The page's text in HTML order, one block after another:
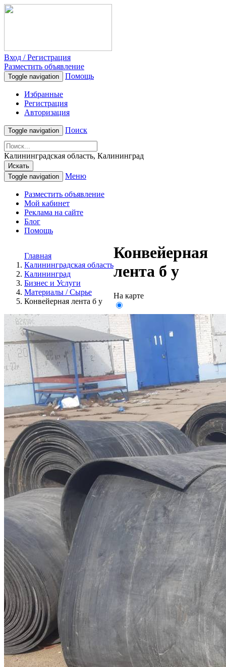
Вход / Регистрация
Разместить объявление
Toggle navigation Помощь
Избранные
Регистрация
Авторизация
Toggle navigation Поиск
Калининградская область, Калининград
Искать
Toggle navigation
Меню
Разместить объявление
Мой кабинет
Реклама на сайте
Блог
Помощь
Главная
Калининградская область
Калининград
Бизнес и Услуги
Материалы / Сырье
Конвейерная лента б у
Конвейерная
лента б у
На карте